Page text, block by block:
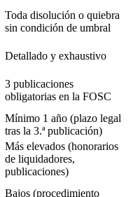
Toda disolución o quiebra
sin condición de umbral
Detallado y exhaustivo
3 publicaciones
obligatorias en la FOSC
Mínimo 1 año (plazo legal
tras la 3.ª publicación)
Más elevados (honorarios
de liquidadores,
publicaciones)
Bajos (procedimiento